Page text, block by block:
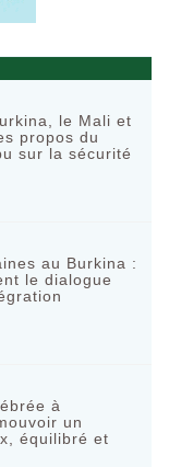
le Mali et
propos du
sur la sécurité
au Burkina :
le dialogue
à
un
équilibré et